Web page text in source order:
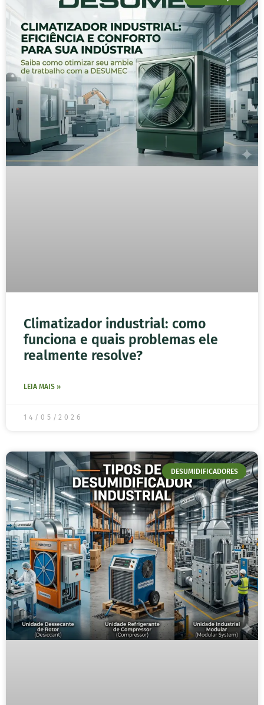
Climatizador industrial: como
funciona e quais problemas ele
realmente resolve?
LEIA MAIS »
14/05/2026
DESUMIDIFICADORES